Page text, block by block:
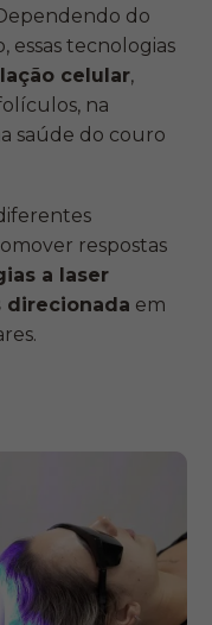
do
tecnologias
celular,
na
saúde do couro
respostas
a laser
direcionada em